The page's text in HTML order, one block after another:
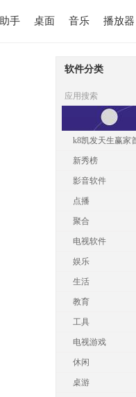
播放器
音乐
桌面
助手
软件分类
应用搜索
k8凯发天生赢家
新秀榜
影音软件
点播
聚合
电视软件
娱乐
生活
教育
工具
电视游戏
休闲
桌游